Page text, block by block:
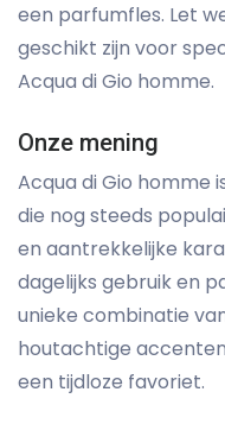
een parfumfles. Let
geschikt zijn voor
Acqua di Gio homme.
Onze mening
Acqua di Gio homme
die nog steeds
en aantrekkelijke
dagelijks gebruik en
unieke combinatie
houtachtige
een tijdloze favoriet.